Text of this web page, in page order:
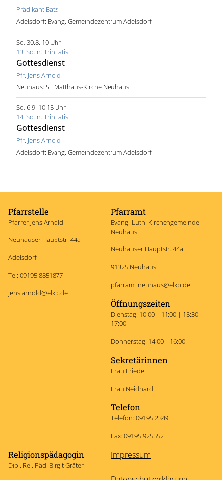
Prädikant Batz
Adelsdorf: Evang. Gemeindezentrum Adelsdorf
So, 30.8. 10 Uhr
13. So. n. Trinitatis
Gottesdienst
Pfr. Jens Arnold
Neuhaus:St. Matthäus-Kirche Neuhaus
So, 6.9. 10:15 Uhr
14. So. n. Trinitatis
Gottesdienst
Pfr. Jens Arnold
Adelsdorf: Evang. Gemeindezentrum Adelsdorf
Pfarrstelle
Pfarrer Jens Arnold
Neuhauser Hauptstr. 44a
Adelsdorf
Tel: 09195 8851877
jens.arnold@elkb.de
Pfarramt
Evang.-Luth. Kirchengemeinde
Neuhaus
Neuhauser Hauptstr. 44a
91325 Neuhaus
pfarramt.neuhaus@elkb.de
Öffnungszeiten
Dienstag: 10:00 – 11:00 | 15:30 –
17:00
Donnerstag: 14:00 – 16:00
Sekretärinnen
Frau Friede
Frau Neidhardt
Telefon
Telefon: 09195 2349
Fax: 09195 925552
Religionspädagogin
Dipl. Rel. Päd. Birgit Gräter
Impressum